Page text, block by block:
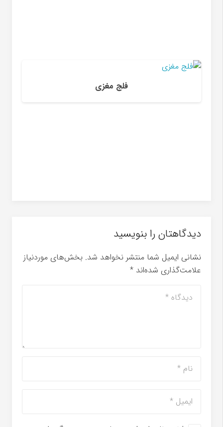
فلج مغزی
دیدگاهتان را بنویسید
نشانی ایمیل شما منتشر نخواهد شد. بخش‌های موردنیاز
علامت‌گذاری شده‌اند *